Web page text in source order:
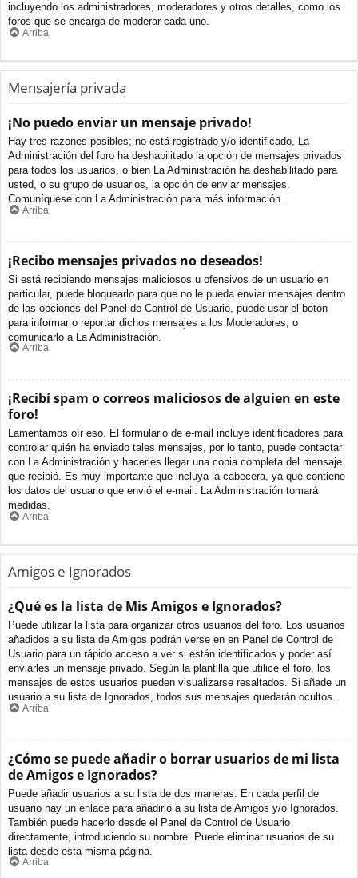
incluyendo los administradores, moderadores y otros detalles, como los
foros que se encarga de moderar cada uno.
Arriba
Mensajería privada
¡No puedo enviar un mensaje privado!
Hay tres razones posibles; no está registrado y/o identificado, La
Administración del foro ha deshabilitado la opción de mensajes privados
para todos los usuarios, o bien La Administración ha deshabilitado para
usted, o su grupo de usuarios, la opción de enviar mensajes.
Comuníquese con La Administración para más información.
Arriba
¡Recibo mensajes privados no deseados!
Si está recibiendo mensajes maliciosos u ofensivos de un usuario en
particular, puede bloquearlo para que no le pueda enviar mensajes dentro
de las opciones del Panel de Control de Usuario, puede usar el botón
para informar o reportar dichos mensajes a los Moderadores, o
comunicarlo a La Administración.
Arriba
¡Recibí spam o correos maliciosos de alguien en este
foro!
Lamentamos oír eso. El formulario de e-mail incluye identificadores para
controlar quién ha enviado tales mensajes, por lo tanto, puede contactar
con La Administración y hacerles llegar una copia completa del mensaje
que recibió. Es muy importante que incluya la cabecera, ya que contiene
los datos del usuario que envió el e-mail. La Administración tomará
medidas.
Arriba
Amigos e Ignorados
¿Qué es la lista de Mis Amigos e Ignorados?
Puede utilizar la lista para organizar otros usuarios del foro. Los usuarios
añadidos a su lista de Amigos podrán verse en en Panel de Control de
Usuario para un rápido acceso a ver si están identificados y poder así
enviarles un mensaje privado. Según la plantilla que utilice el foro, los
mensajes de estos usuarios pueden visualizarse resaltados. Si añade un
usuario a su lista de Ignorados, todos sus mensajes quedarán ocultos.
Arriba
¿Cómo se puede añadir o borrar usuarios de mi lista
de Amigos e Ignorados?
Puede añadir usuarios a su lista de dos maneras. En cada perfil de
usuario hay un enlace para añadirlo a su lista de Amigos y/o Ignorados.
También puede hacerlo desde el Panel de Control de Usuario
directamente, introduciendo su nombre. Puede eliminar usuarios de su
lista desde esta misma página.
Arriba